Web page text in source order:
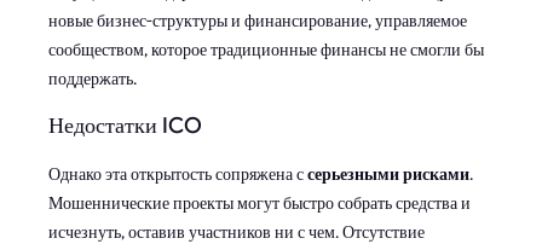
новые бизнес-структуры и финансирование, управляемое
сообществом, которое традиционные финансы не смогли бы
поддержать.
Недостатки ICO
Однако эта открытость сопряжена ссерьезными рисками.
Мошеннические проекты могут быстро собрать средства и
исчезнуть, оставив участников ни с чем. Отсутствие